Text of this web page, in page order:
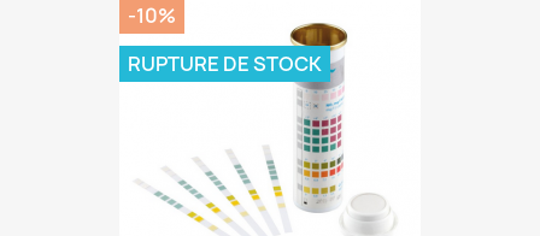
-10%
RUPTURE DE STOCK